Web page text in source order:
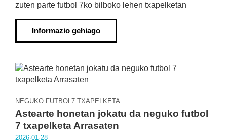
zuten parte futbol 7ko bilboko lehen txapelketan
Informazio gehiago
NEGUKO FUTBOL7 TXAPELKETA
Astearte honetan jokatu da neguko futbol
7 txapelketa Arrasaten
2026·01·28